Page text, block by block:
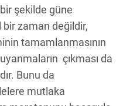
şekilde güne
bir zaman değildir,
tamamlanmasının
çıkması da
Bunu da
mutlaka